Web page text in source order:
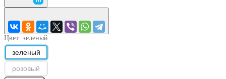
Цвет: зеленый
зеленый
розовый